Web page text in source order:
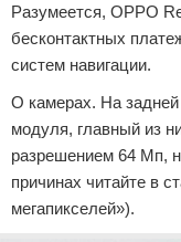
Разумеется, OPPO
бесконтактных
систем навигации.
О камерах. На
модуля, главный из
разрешением 64 Мп,
причинах читайте в
мегапикселей»).